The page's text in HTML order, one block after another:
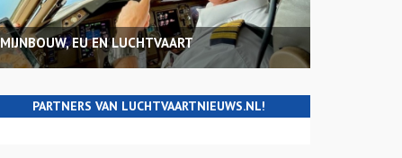
MIJNBOUW, EU EN LUCHTVAART
PARTNERS VAN LUCHTVAARTNIEUWS.NL!